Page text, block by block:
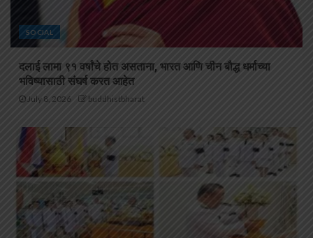
SOCIAL
दलाई लामा ९१ वर्षांचे होत असताना, भारत आणि चीन बौद्ध धर्माच्या
भविष्यासाठी संघर्ष करत आहेत
July 8, 2026 buddhistbharat